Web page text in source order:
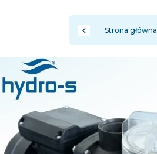
Strona główna